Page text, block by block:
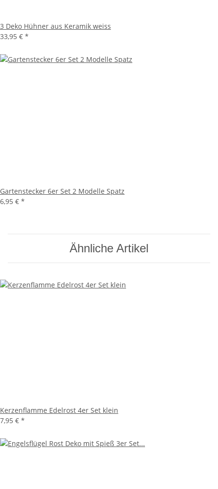
3 Deko Hühner aus Keramik weiss
33,95 € *
Gartenstecker 6er Set 2 Modelle Spatz
6,95 € *
Ähnliche Artikel
Kerzenflamme Edelrost 4er Set klein
7,95 € *